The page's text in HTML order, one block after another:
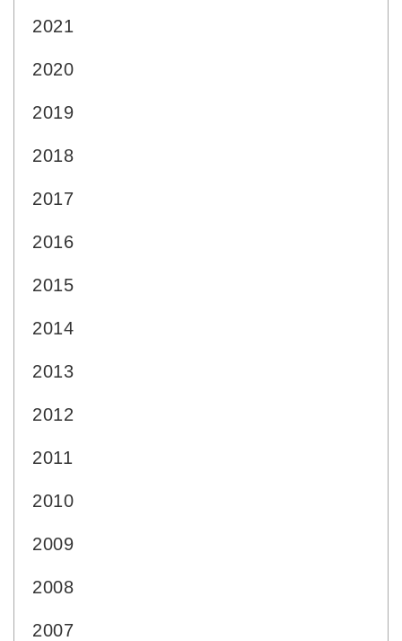
2021
2020
2019
2018
2017
2016
2015
2014
2013
2012
2011
2010
2009
2008
2007